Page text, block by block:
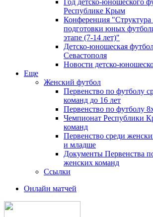
Год детско-юношеского
Республике Крым
Конференция "Структура
подготовки юных
этапе (7-14 лет)"
Детско-юношеская
Севастополя
Новости детско-
Еще
Женский футбол
Первенство по футболу
команд до 16 лет
Первенство по футболу
Чемпионат Республики
команд
Первенство среди
и младше
Документы Первенства
женских команд
Ссылки
Онлайн матчей